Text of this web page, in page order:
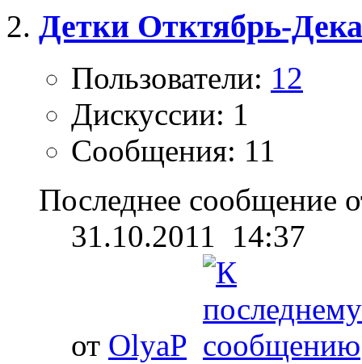
Детки Отктябрь-
Пользователи: 12
Дискуссии: 1
Сообщения: 11
Последнее сообщение
31.10.2011 14:37
от OlyaP